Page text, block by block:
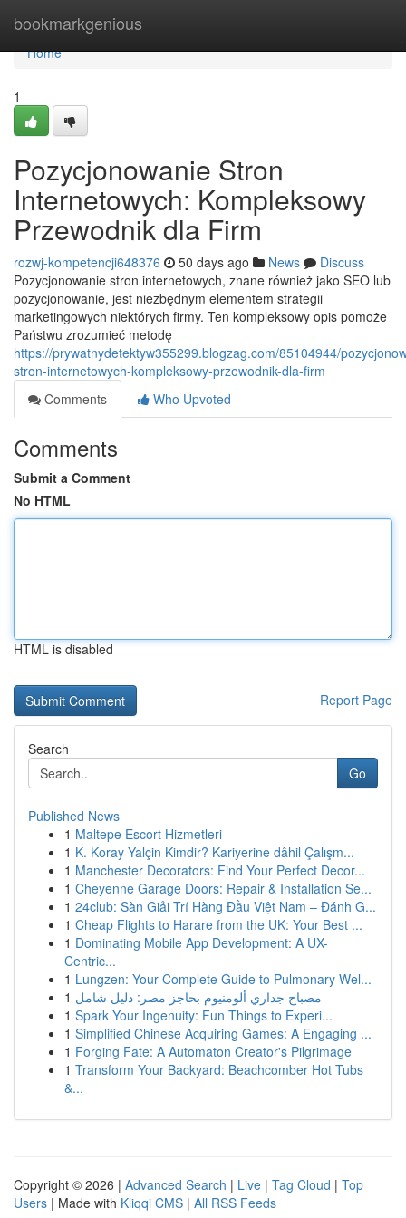
bookmarkgenious
Home
Home
1
Pozycjonowanie Stron
Internetowych: Kompleksowy
Przewodnik dla Firm
rozwj-kompetencji648376 50 days ago News
Discuss
Pozycjonowanie stron internetowych, znane również jako SEO lub
pozycjonowanie, jest niezbędnym elementem strategii
marketingowych niektórych firmy. Ten kompleksowy opis pomoże
Państwu zrozumieć metodę
https://prywatnydetektyw355299.blogzag.com/85104944/
stron-internetowych-kompleksowy-przewodnik-dla-firm
Comments
Who Upvoted
Comments
Submit a Comment
No HTML
HTML is disabled
Report Page
Search
Go
Published News
1 Maltepe Escort Hizmetleri
1 K. Koray Yalçin Kimdir? Kariyerine dâhil Çalışm...
1 Manchester Decorators: Find Your Perfect Decor...
1 Cheyenne Garage Doors: Repair & Installation Se...
1 24club: Sàn Giải Trí Hàng Đầu Việt Nam – Đánh G...
1 Cheap Flights to Harare from the UK: Your Best ...
1 Dominating Mobile App Development: A UX-
Centric...
1 Lungzen: Your Complete Guide to Pulmonary Wel...
1 مصباح جداري ألومنيوم بحاجز مصر: دليل شامل
1 Spark Your Ingenuity: Fun Things to Experi...
1 Simplified Chinese Acquiring Games: A Engaging ...
1 Forging Fate: A Automaton Creator's Pilgrimage
1 Transform Your Backyard: Beachcomber Hot Tubs
&...
Copyright © 2026 | Advanced Search | Live | Tag Cloud | Top
Users | Made with Kliqqi CMS | All RSS Feeds